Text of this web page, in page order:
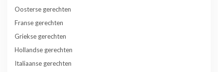
Oosterse gerechten
Franse gerechten
Griekse gerechten
Hollandse gerechten
Italiaanse gerechten